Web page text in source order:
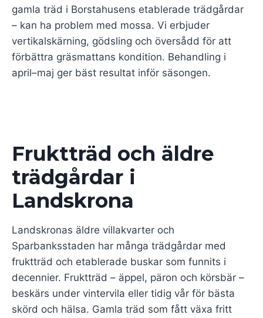
gamla träd i Borstahusens etablerade trädgårdar
– kan ha problem med mossa. Vi erbjuder
vertikalskärning, gödsling och översådd för att
förbättra gräsmattans kondition. Behandling i
april–maj ger bäst resultat inför säsongen.
Fruktträd och äldre
trädgårdar i
Landskrona
Landskronas äldre villakvarter och
Sparbanksstaden har många trädgårdar med
fruktträd och etablerade buskar som funnits i
decennier. Fruktträd – äppel, päron och körsbär –
beskärs under vintervila eller tidig vår för bästa
skörd och hälsa. Gamla träd som fått växa fritt